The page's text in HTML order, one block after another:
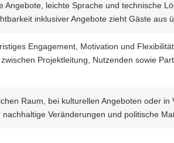
leichte Sprache und technische
inklusiver Angebote zieht Gäste aus
Engagement, Motivation und
Projektleitung, Nutzenden sowie
Raum, bei kulturellen Angeboten oder in
Veränderungen und politische